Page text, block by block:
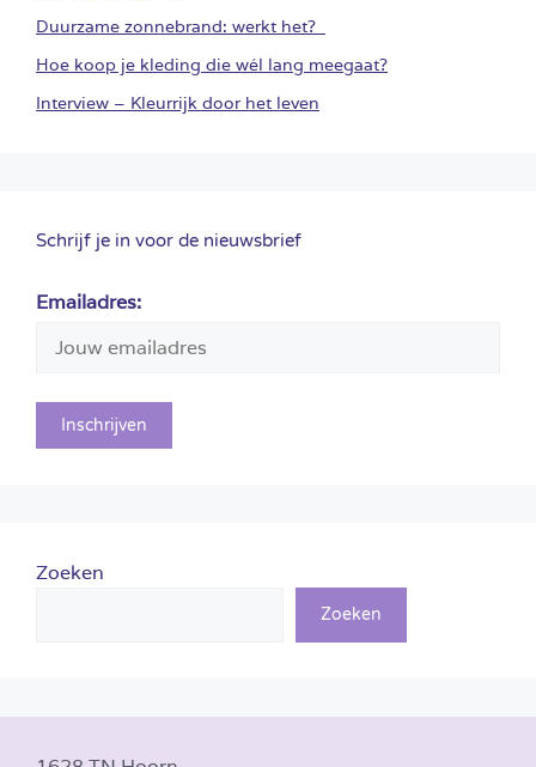
Duurzame zonnebrand: werkt het?
Hoe koop je kleding die wél lang meegaat?
Interview – Kleurrijk door het leven
Schrijf je in voor de nieuwsbrief
Emailadres:
Zoeken
Zoeken